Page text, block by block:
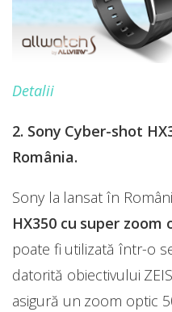
Detalii
2. Sony Cyber-shot
România.
Sony la lansat în
HX350 cu super zoom
poate fi utilizată într-o
datorită obiectivului
asigură un zoom optic